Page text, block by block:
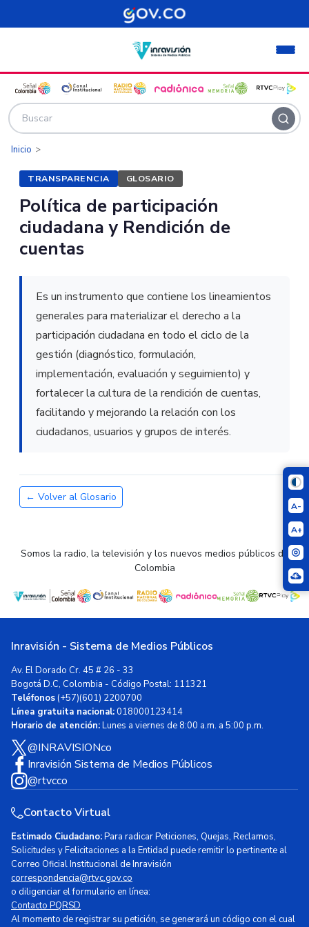
Pasar al contenido principal
A-
A+
Inicio
TRANSPARENCIA GLOSARIO
Política de participación
ciudadana y Rendición de
cuentas
Es un instrumento que contiene los lineamientos
generales para materializar el derecho a la
participación ciudadana en todo el ciclo de la
gestión (diagnóstico, formulación,
implementación, evaluación y seguimiento) y
fortalecer la cultura de la rendición de cuentas,
facilitando y mejorando la relación con los
ciudadanos, usuarios y grupos de interés.
← Volver al Glosario
Somos la radio, la televisión y los nuevos medios públicos de
Colombia
Inravisión - Sistema de Medios Públicos
Av. El Dorado Cr. 45 # 26 - 33
Bogotá D.C, Colombia - Código Postal: 111321
Teléfonos(+57)(601) 2200700
Línea gratuita nacional:018000123414
Horario de atención:Lunes a viernes de 8:00 a.m. a 5:00 p.m.
@INRAVISIONco
Inravisión Sistema de Medios Públicos
@rtvcco
Contacto Virtual
Estimado Ciudadano:Para radicar Peticiones, Quejas, Reclamos,
Solicitudes y Felicitaciones a la Entidad puede remitir lo pertinente al
Correo Oficial Institucional de Inravisión
correspondencia@rtvc.gov.co
o diligenciar el formulario en línea:
Contacto PQRSD
Al momento de registrar su petición, se generará un código con el cual